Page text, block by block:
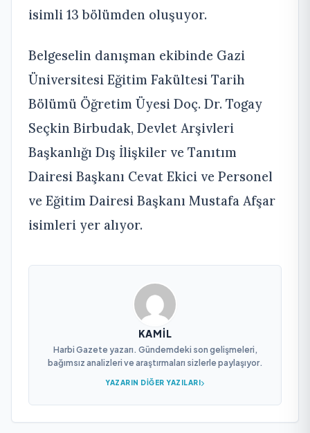
isimli 13 bölümden oluşuyor.
Belgeselin danışman ekibinde Gazi
Üniversitesi Eğitim Fakültesi Tarih
Bölümü Öğretim Üyesi Doç. Dr. Togay
Seçkin Birbudak, Devlet Arşivleri
Başkanlığı Dış İlişkiler ve Tanıtım
Dairesi Başkanı Cevat Ekici ve Personel
ve Eğitim Dairesi Başkanı Mustafa Afşar
isimleri yer alıyor.
KAMIL
Harbi Gazete yazarı. Gündemdeki son gelişmeleri,
bağımsız analizleri ve araştırmaları sizlerle paylaşıyor.
YAZARIN DIĞER YAZILARI